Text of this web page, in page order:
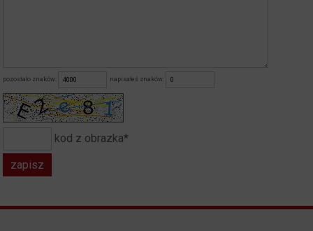
pozostało znaków: napisałeś znaków:
kod z obrazka*